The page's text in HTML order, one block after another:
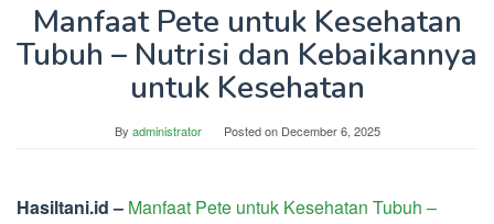
Manfaat Pete untuk Kesehatan
Tubuh – Nutrisi dan Kebaikannya
untuk Kesehatan
By administrator Posted on December 6, 2025
Hasiltani.id – Manfaat Pete untuk Kesehatan Tubuh –